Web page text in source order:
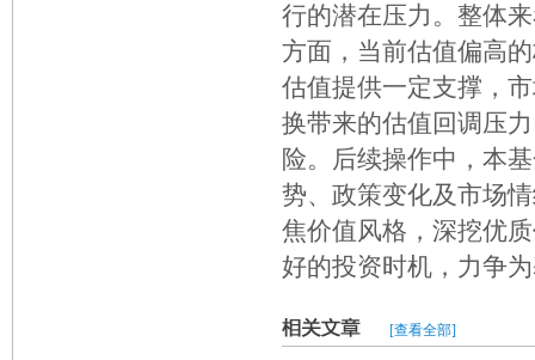
行的潜在压力。整体
方面，当前估值偏高
估值提供一定支撑，
换带来的估值回调压
险。后续操作中，本
势、政策变化及市场
焦价值风格，深挖优
好的投资时机，力争
[查看全部]